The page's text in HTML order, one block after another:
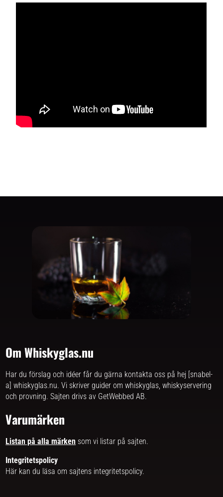
Om Whiskyglas.nu
Har du förslag och idéer får du gärna kontakta oss på hej [snabel-
a] whiskyglas.nu. Vi skriverguider om whiskyglas, whiskyservering
och provning. Sajten drivs av GetWebbed AB.
Varumärken
Listan på alla märken som vi listar på sajten.
Integritetspolicy
Här kan du läsa om sajtens integritetspolicy.